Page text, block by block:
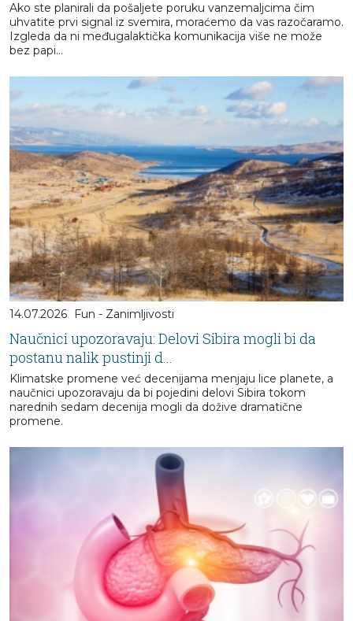
Ako ste planirali da pošaljete poruku vanzemaljcima čim
uhvatite prvi signal iz svemira, moraćemo da vas razočaramo.
Izgleda da ni međugalaktička komunikacija više ne može
bez papi...
14.07.2026 Fun - Zanimljivosti
Naučnici upozoravaju: Delovi Sibira mogli bi da
postanu nalik pustinji d...
Klimatske promene već decenijama menjaju lice planete, a
naučnici upozoravaju da bi pojedini delovi Sibira tokom
narednih sedam decenija mogli da dožive dramatične
promene.